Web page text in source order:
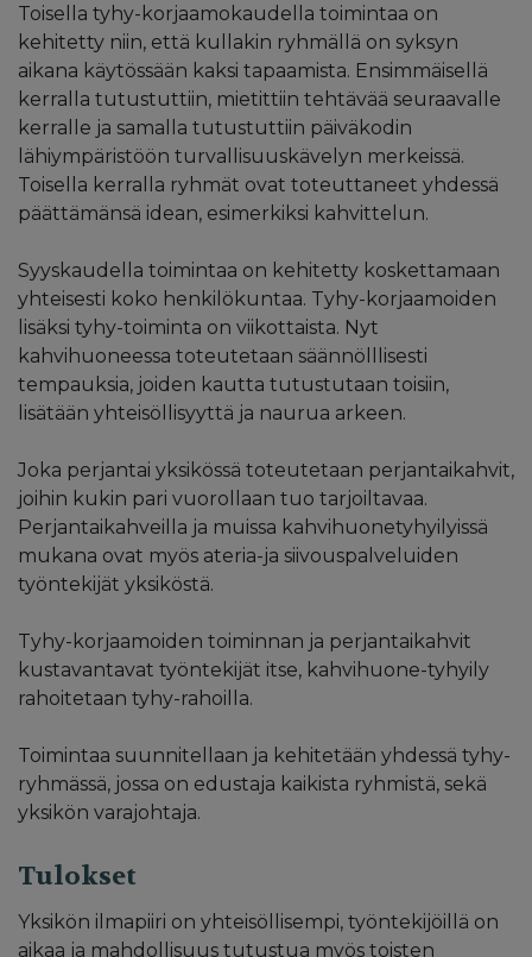
Toisella tyhy-korjaamokaudella toimintaa on
kehitetty niin, että kullakin ryhmällä on syksyn
aikana käytössään kaksi tapaamista. Ensimmäisellä
kerralla tutustuttiin, mietittiin tehtävää seuraavalle
kerralle ja samalla tutustuttiin päiväkodin
lähiympäristöön turvallisuuskävelyn merkeissä.
Toisella kerralla ryhmät ovat toteuttaneet yhdessä
päättämänsä idean, esimerkiksi kahvittelun.
Syyskaudella toimintaa on kehitetty koskettamaan
yhteisesti koko henkilökuntaa. Tyhy-korjaamoiden
lisäksi tyhy-toiminta on viikottaista. Nyt
kahvihuoneessa toteutetaan säännölllisesti
tempauksia, joiden kautta tutustutaan toisiin,
lisätään yhteisöllisyyttä ja naurua arkeen.
Joka perjantai yksikössä toteutetaan perjantaikahvit,
joihin kukin pari vuorollaan tuo tarjoiltavaa.
Perjantaikahveilla ja muissa kahvihuonetyhyilyissä
mukana ovat myös ateria-ja siivouspalveluiden
työntekijät yksiköstä.
Tyhy-korjaamoiden toiminnan ja perjantaikahvit
kustavantavat työntekijät itse, kahvihuone-tyhyily
rahoitetaan tyhy-rahoilla.
Toimintaa suunnitellaan ja kehitetään yhdessä tyhy-
ryhmässä, jossa on edustaja kaikista ryhmistä, sekä
yksikön varajohtaja.
Tulokset
Yksikön ilmapiiri on yhteisöllisempi, työntekijöillä on
aikaa ja mahdollisuus tutustua myös toisten